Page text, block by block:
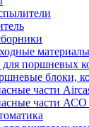
материалы
для поршневых
блоки,
части
части